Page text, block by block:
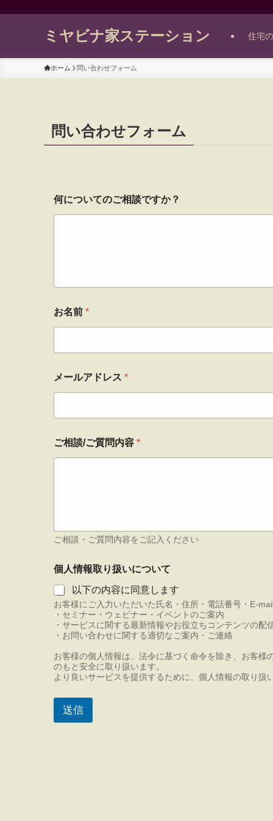
ミヤビナ家ステーション 住宅
ホーム 問い合わせフォーム
問い合わせフォーム
何についてのご相談ですか？
お名前 *
メールアドレス *
ご相談/ご質問内容 *
ご相談・ご質問内容をご記入ください
何
に
つ
い
て
ご
相
談
で
か
？
ご
個人情報取り扱いについて
以下の内容に同意します
お客様にご入力いただいた氏名・住所・電話番号・E-
・セミナー・ウェビナー・イベントのご案内
・サービスに関する最新情報やお役立ちコンテンツの配
・お問い合わせに関する適切なご案内・ご連絡
お客様の個人情報は、法令に基づく命令を除き、お客
のもと安全に取り扱います。
より良いサービスを提供するために、個人情報の取り扱
送信